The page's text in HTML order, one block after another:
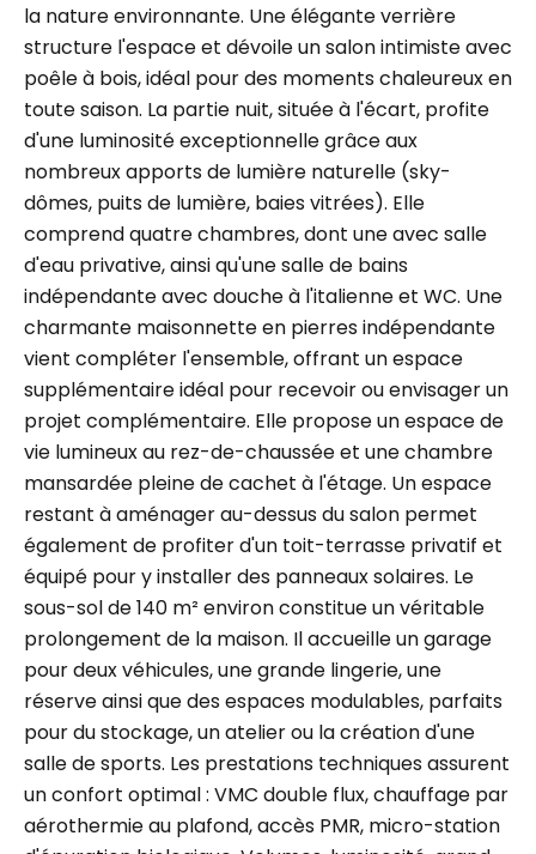
la nature environnante. Une élégante verrière
structure l'espace et dévoile un salon intimiste avec
poêle à bois, idéal pour des moments chaleureux en
toute saison. La partie nuit, située à l'écart, profite
d'une luminosité exceptionnelle grâce aux
nombreux apports de lumière naturelle (sky-
dômes, puits de lumière, baies vitrées). Elle
comprend quatre chambres, dont une avec salle
d'eau privative, ainsi qu'une salle de bains
indépendante avec douche à l'italienne et WC. Une
charmante maisonnette en pierres indépendante
vient compléter l'ensemble, offrant un espace
supplémentaire idéal pour recevoir ou envisager un
projet complémentaire. Elle propose un espace de
vie lumineux au rez-de-chaussée et une chambre
mansardée pleine de cachet à l'étage. Un espace
restant à aménager au-dessus du salon permet
également de profiter d'un toit-terrasse privatif et
équipé pour y installer des panneaux solaires. Le
sous-sol de 140 m² environ constitue un véritable
prolongement de la maison. Il accueille un garage
pour deux véhicules, une grande lingerie, une
réserve ainsi que des espaces modulables, parfaits
pour du stockage, un atelier ou la création d'une
salle de sports. Les prestations techniques assurent
un confort optimal : VMC double flux, chauffage par
aérothermie au plafond, accès PMR, micro-station